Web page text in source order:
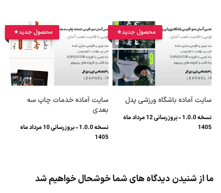
محصول جدید
سایت آماده باشگاه ورزشی پدل
نسخه 1.0.0 - بروزرسانی 12 مرداد ماه
1405
محصول جدید
سایت آماده خدمات چاپ سه
بعدی
نسخه 1.0.0 - بروزرسانی 10 مرداد ماه
1405
ما از شنیدن دیدگاه های شما خوشحال خواهیم شد